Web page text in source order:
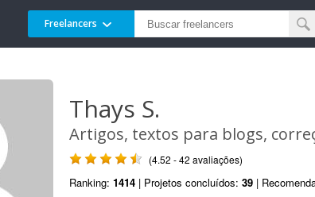
Freelancers
Thays S.
Artigos, textos para blogs,
(4.52 - 42 avaliações)
Ranking: 1414 | Projetos concluídos: 39 |